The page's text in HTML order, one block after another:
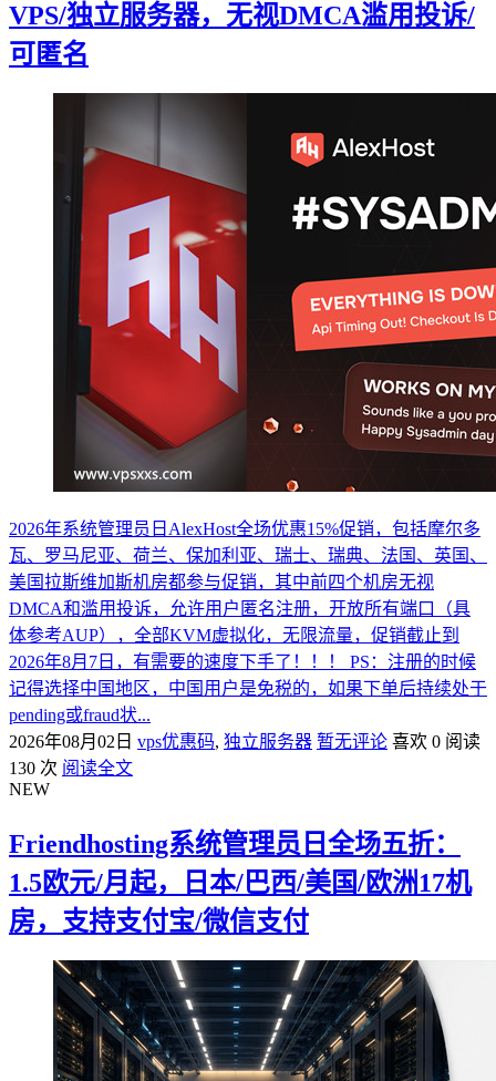
VPS/独立服务器，无视DMCA滥用投诉/
可匿名
2026年系统管理员日AlexHost全场优惠15%促销，包括摩尔多
瓦、罗马尼亚、荷兰、保加利亚、瑞士、瑞典、法国、英国、
美国拉斯维加斯机房都参与促销，其中前四个机房无视
DMCA和滥用投诉，允许用户匿名注册，开放所有端口（具
体参考AUP），全部KVM虚拟化，无限流量，促销截止到
2026年8月7日，有需要的速度下手了！！！ PS：注册的时候
记得选择中国地区，中国用户是免税的，如果下单后持续处于
pending或fraud状...
2026年08月02日 vps优惠码, 独立服务器 暂无评论 喜欢 0 阅读
130 次 阅读全文
NEW
Friendhosting系统管理员日全场五折：
1.5欧元/月起，日本/巴西/美国/欧洲17机
房，支持支付宝/微信支付